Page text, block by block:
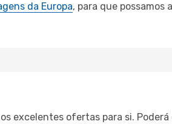
da Europa, para que possamos
excelentes ofertas para si.